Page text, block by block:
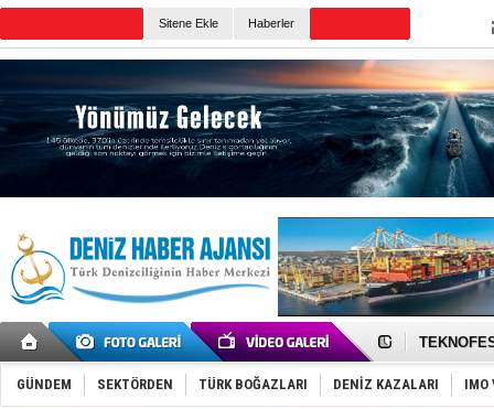
Sitene Ekle Haberler
TAYK -
Tersane
İngiliz
FESCO,
GÜNDEM SEKTÖRDEN TÜRK BOĞAZLARI DENİZ KAZALARI IMO